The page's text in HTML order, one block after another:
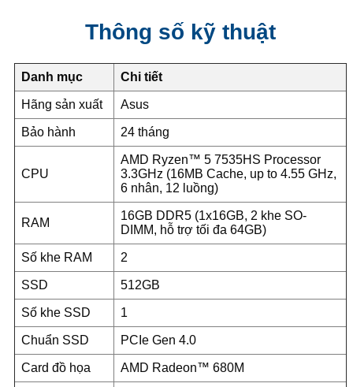
Thông số kỹ thuật
Danh mục Chi tiết
Hãng sản xuất Asus
Bảo hành 24 tháng
CPU
AMD Ryzen™ 5 7535HS Processor
3.3GHz (16MB Cache, up to 4.55 GHz,
6 nhân, 12 luồng)
RAM
16GB DDR5 (1x16GB, 2 khe SO-
DIMM, hỗ trợ tối đa 64GB)
Số khe RAM 2
SSD 512GB
Số khe SSD 1
Chuẩn SSD PCIe Gen 4.0
Card đồ họa AMD Radeon™ 680M